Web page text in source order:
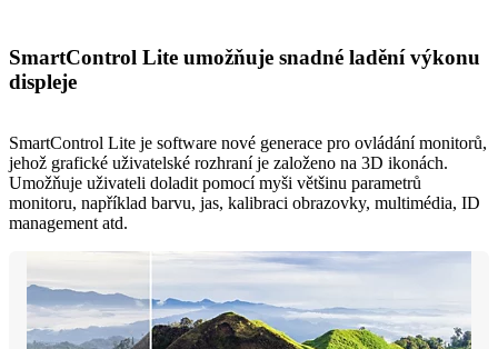
SmartControl Lite umožňuje snadné ladění výkonu
displeje
SmartControl Lite je software nové generace pro ovládání monitorů,
jehož grafické uživatelské rozhraní je založeno na 3D ikonách.
Umožňuje uživateli doladit pomocí myši většinu parametrů
monitoru, například barvu, jas, kalibraci obrazovky, multimédia, ID
management atd.